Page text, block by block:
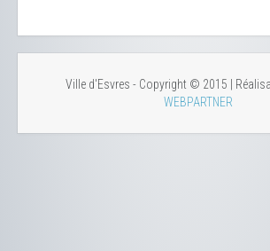
Ville d'Esvres - Copyright © 2015 |
WEBPARTNER